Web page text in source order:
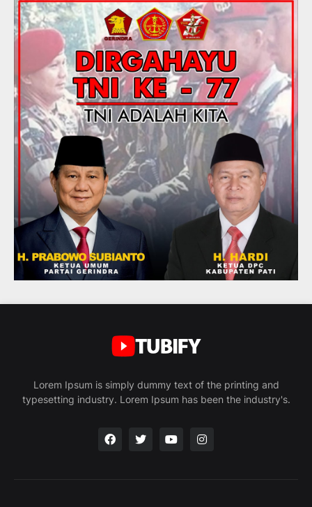
Lorem Ipsum is simply dummy text of the printing and
typesetting industry. Lorem Ipsum has been the industry's.